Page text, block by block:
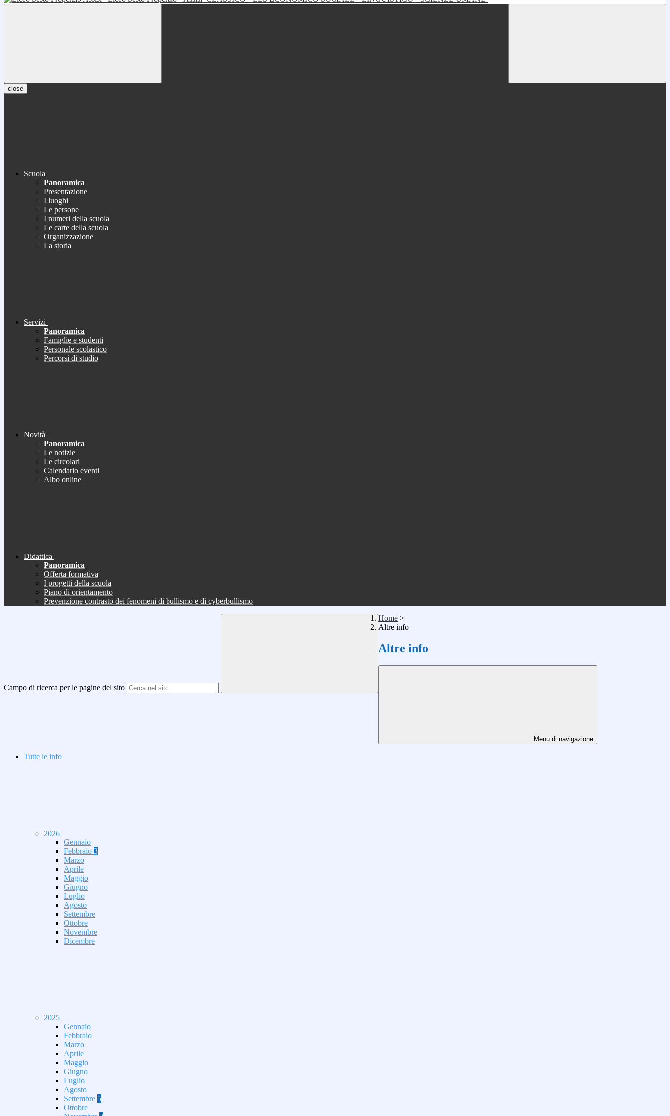
close
Scuola
Panoramica
Presentazione
I luoghi
Le persone
I numeri della scuola
Le carte della scuola
Organizzazione
La storia
Servizi
Panoramica
Famiglie e studenti
Personale scolastico
Percorsi di studio
Novità
Panoramica
Le notizie
Le circolari
Calendario eventi
Albo online
Didattica
Panoramica
Offerta formativa
I progetti della scuola
Piano di orientamento
Prevenzione contrasto dei fenomeni di bullismo e di cyberbullismo
Campo di ricerca per le pagine del sito
Home >
Altre info
Altre info
Menu di navigazione
Tutte le info
2026
Gennaio
Febbraio 3
Marzo
Aprile
Maggio
Giugno
Luglio
Agosto
Settembre
Ottobre
Novembre
Dicembre
2025
Gennaio
Febbraio
Marzo
Aprile
Maggio
Giugno
Luglio
Agosto
Settembre 5
Ottobre